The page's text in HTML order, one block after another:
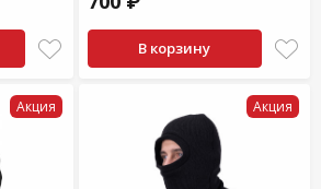
В корзину
Акция Акция